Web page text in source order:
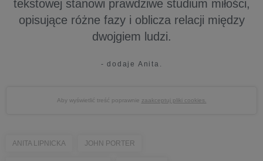
tekstowej stanowi prawdziwe studium miłości,
opisujące różne fazy i oblicza relacji między
dwojgiem ludzi.
- dodaje Anita.
Aby wyświetlić treść poprawnie zaakceptuj pliki cookies.
ANITA LIPNICKA JOHN PORTER